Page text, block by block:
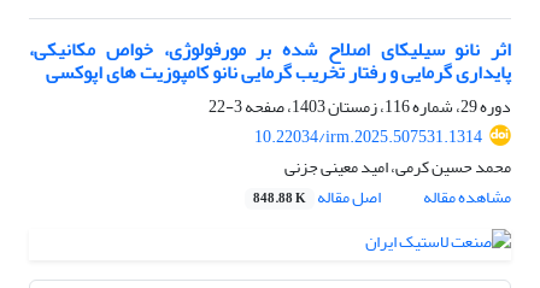
اثر نانو سیلیکای اصلاح شده بر مورفولوژی، خواص مکانیکی،
پایداری گرمایی و رفتار تخریب گرمایی نانو کامپوزیت های اپوکسی
دوره 29، شماره 116، زمستان 1403، صفحه
3-22
10.22034/irm.2025.507531.1314
محمد حسین کرمی، امید معینی جزنی
مشاهده مقاله
اصل مقاله 848.88 K